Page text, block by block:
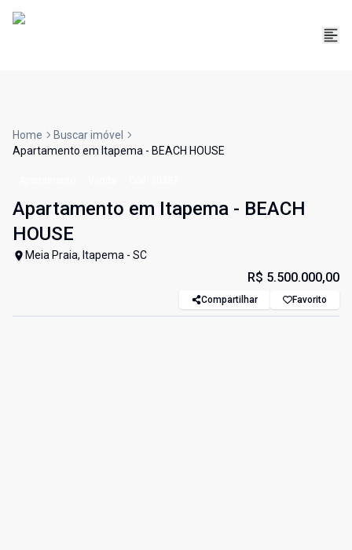
Home
Buscar imóvel
Apartamento em Itapema - BEACH HOUSE
Apartamento em Itapema - BEACH
HOUSE
Meia Praia, Itapema - SC
R$ 5.500.000,00
Compartilhar Favorito